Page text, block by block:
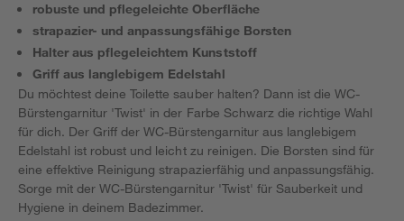
robuste und pflegeleichte Oberfläche
strapazier- und anpassungsfähige Borsten
Halter aus pflegeleichtem Kunststoff
Griff aus langlebigem Edelstahl
Du möchtest deine Toilette sauber halten? Dann ist die WC-
Bürstengarnitur 'Twist' in der Farbe Schwarz die richtige Wahl
für dich. Der Griff der WC-Bürstengarnitur aus langlebigem
Edelstahl ist robust und leicht zu reinigen. Die Borsten sind für
eine effektive Reinigung strapazierfähig und anpassungsfähig.
Sorge mit der WC-Bürstengarnitur 'Twist' für Sauberkeit und
Hygiene in deinem Badezimmer.